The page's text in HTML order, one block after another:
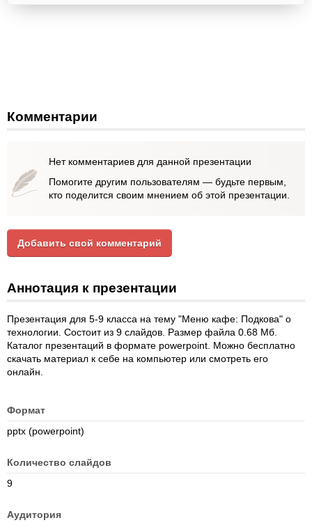
Комментарии
Нет комментариев для данной презентации
Помогите другим пользователям — будьте первым,
кто поделится своим мнением об этой презентации.
Добавить свой комментарий
Аннотация к презентации
Презентация для 5-9 класса на тему "Меню кафе: Подкова" о
технологии. Состоит из 9 слайдов. Размер файла 0.68 Мб.
Каталог презентаций в формате powerpoint. Можно бесплатно
скачать материал к себе на компьютер или смотреть его
онлайн.
Формат
pptx (powerpoint)
Количество слайдов
9
Аудитория